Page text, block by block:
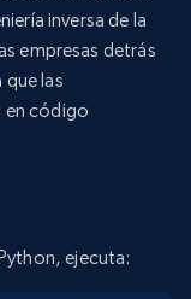
inversa de la
empresas detrás
que las
en código
ejecuta: